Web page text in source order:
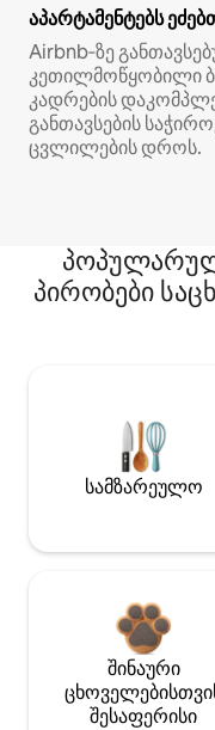
აპარტამენტებს
Airbnb‑ზე
კეთილმოწყობილი
კადრების
განთავსების
ცვლილების დროს.
პირობები
სამზარეულო
შინაური
შესაფერისი